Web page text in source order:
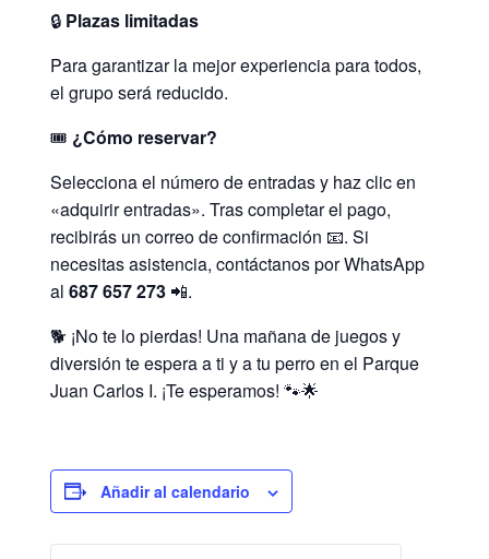
🔒 Plazas limitadas
Para garantizar la mejor experiencia para todos,
el grupo será reducido.
🎟️ ¿Cómo reservar?
Selecciona el número de entradas y haz clic en
«adquirir entradas». Tras completar el pago,
recibirás un correo de confirmación 📧. Si
necesitas asistencia, contáctanos por WhatsApp
al687 657 273 📲.
🐕 ¡No te lo pierdas! Una mañana de juegos y
diversión te espera a ti y a tu perro en el Parque
Juan Carlos I. ¡Te esperamos! 🐾🌟
Añadir al calendario